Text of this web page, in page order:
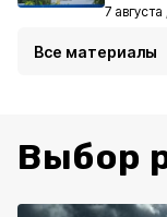
7
Все материалы
Выбор